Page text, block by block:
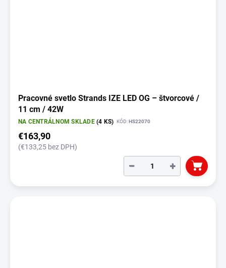
Pracovné svetlo Strands IZE LED OG – štvorcové /
11 cm / 42W
NA CENTRÁLNOM SKLADE(4 KS) KÓD:HS22070
€163,90
(€133,25 bez DPH)
+
−